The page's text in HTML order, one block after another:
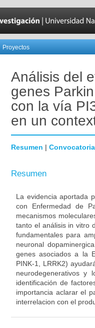
Proyectos
Análisis del
genes
con la vía
en un
Resumen | Convocatoria
Resumen
La evidencia aportada
con Enfermedad de
mecanismos
tanto el análisis in vitro
fundamentales para
neuronal
genes asociados a la
PINK-1, LRRK2)
neurodegenerativos y
identificación de
importancia aclarar el
interrelacion con el